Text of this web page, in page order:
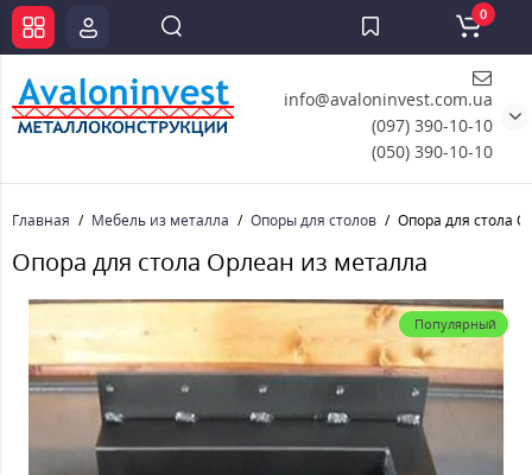
info@avaloninvest.com.ua
(097) 390-10-10
(050) 390-10-10
0
Главная Мебель из металла Опоры для столов Опора для стола
Опора для стола Орлеан из металла
Популярный